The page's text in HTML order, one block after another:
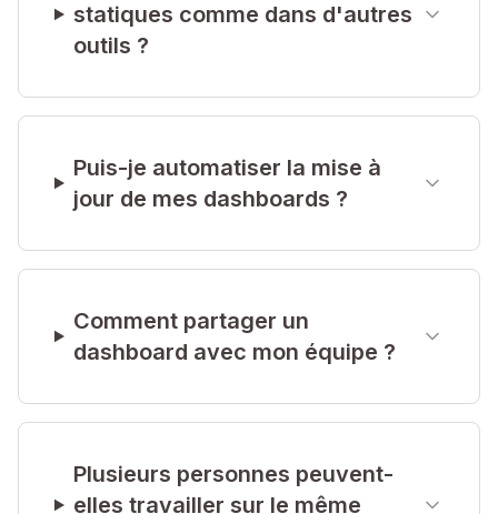
statiques comme dans d'autres
outils ?
Puis-je automatiser la mise à
jour de mes dashboards ?
Comment partager un
dashboard avec mon équipe ?
Plusieurs personnes peuvent-
elles travailler sur le même